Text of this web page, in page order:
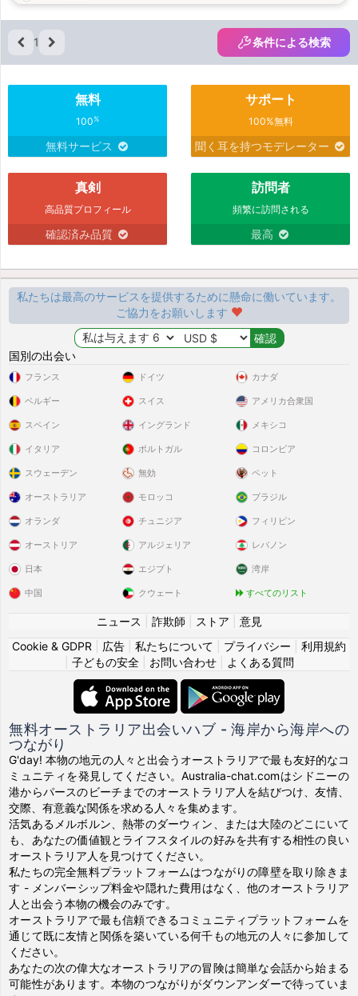
sometimes I put Gentility aside just
so I can be myself.
1 条件による検索
無料
100%
無料サービス
サポート
100%無料
聞く耳を持つモデレーター
真剣
高品質プロフィール
確認済み品質
訪問者
頻繁に訪問される
最高
私たちは最高のサービスを提供するために懸命に働いています。
ご協力をお願いします
国別の出会い
フランス
ベルギー
スペイン
イタリア
スウェーデン
ドイツ
スイス
イングランド
ポルトガル
無効
カナダ
アメリカ合衆国
メキシコ
コロンビア
ペット
オーストラリア
オランダ
オーストリア
日本
中国
モロッコ
チュニジア
アルジェリア
エジプト
クウェート
ブラジル
フィリピン
レバノン
湾岸
すべてのリスト
ニュース 詐欺師 ストア
意見
Cookie & GDPR
広告 私たちについて プライバシー
利用規約
子どもの安全| お問い合わせ| よくある質問
無料オーストラリア出会いハブ - 海岸から海岸への
つながり
G'day! 本物の地元の人々と出会うオーストラリアで最も友好的なコ
ミュニティを発見してください。Australia-chat.comはシドニーの
港からパースのビーチまでのオーストラリア人を結びつけ、友情、
交際、有意義な関係を求める人々を集めます。
活気あるメルボルン、熱帯のダーウィン、または大陸のどこにいて
も、あなたの価値観とライフスタイルの好みを共有する相性の良い
オーストラリア人を見つけてください。
私たちの完全無料プラットフォームはつながりの障壁を取り除きま
す - メンバーシップ料金や隠れた費用はなく、他のオーストラリア
人と出会う本物の機会のみです。
オーストラリアで最も信頼できるコミュニティプラットフォームを
通じて既に友情と関係を築いている何千もの地元の人々に参加して
ください。
あなたの次の偉大なオーストラリアの冒険は簡単な会話から始まる
可能性があります。本物のつながりがダウンアンダーで待っていま